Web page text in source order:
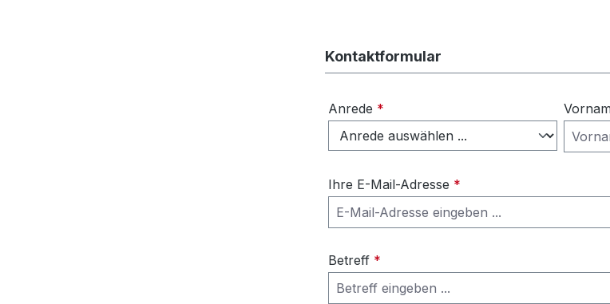
Kontaktformular
Anrede *
Ihre E-Mail-Adresse *
Betreff *